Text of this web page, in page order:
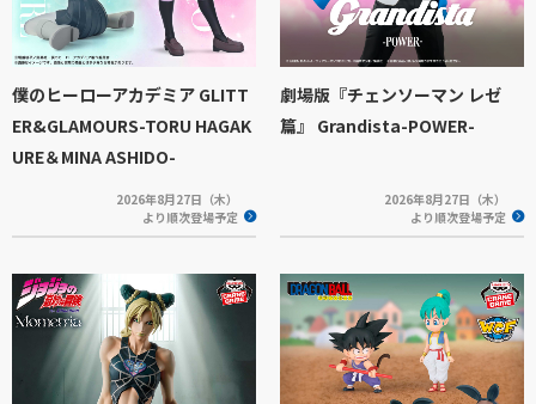
僕のヒーローアカデミア GLITT
ER&GLAMOURS-TORU HAGAK
URE＆MINA ASHIDO-
2026年8月27日（木）
より順次登場予定
劇場版『チェンソーマン レゼ
篇』 Grandista-POWER-
2026年8月27日（木）
より順次登場予定